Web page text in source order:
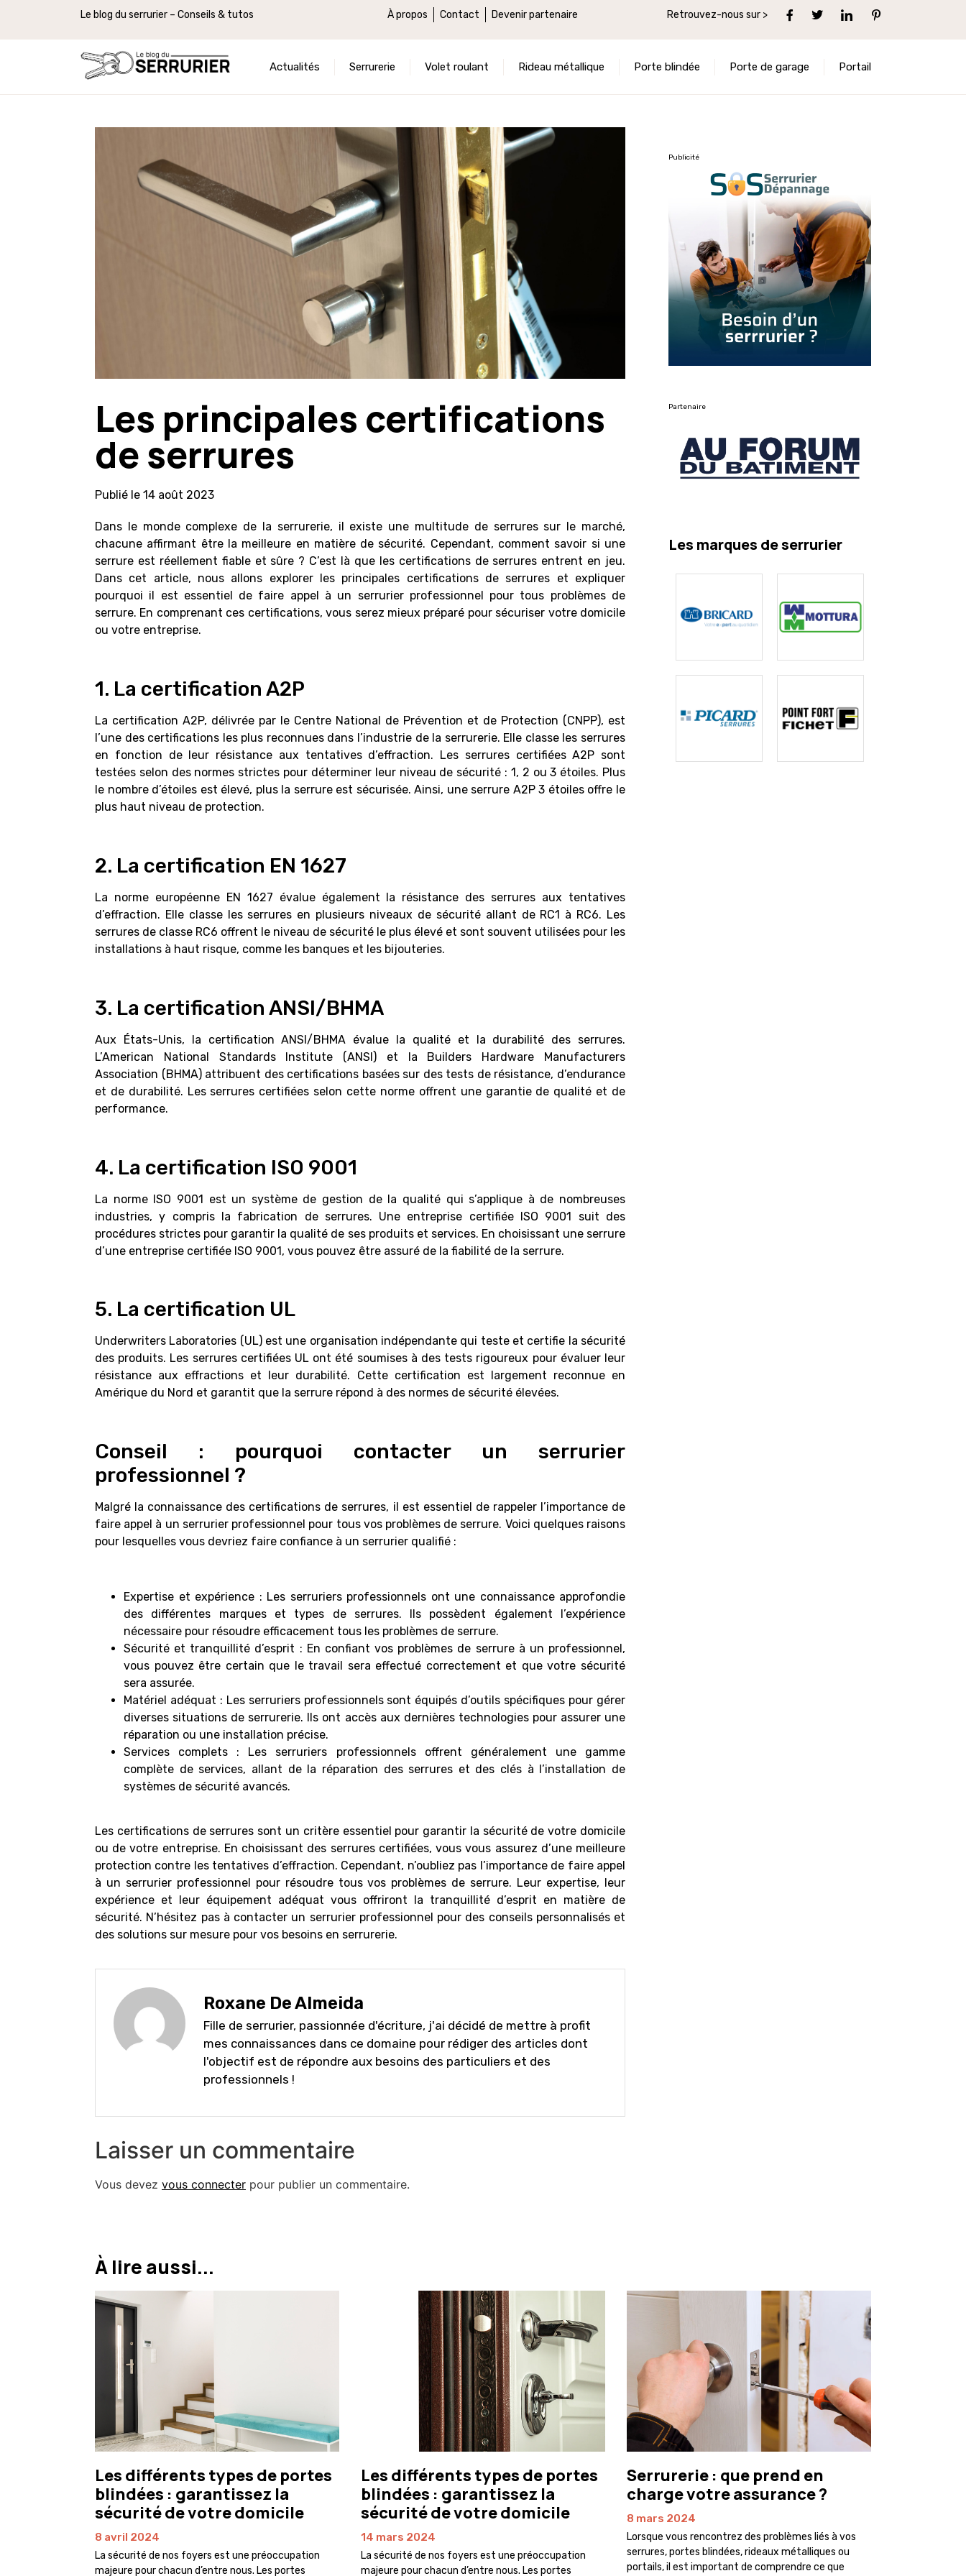
Le blog du serrurier – Conseils & tutos À propos Contact Devenir partenaire Retrouvez-nous sur >
Actualités Serrurerie Volet roulant Rideau métallique Porte blindée Porte de garage Portail
Les principales certifications
de serrures
Publié le 14 août 2023
Dans le monde complexe de la serrurerie, il existe une multitude de serrures sur le marché,
chacune affirmant être la meilleure en matière de sécurité. Cependant, comment savoir si une
serrure est réellement fiable et sûre ? C’est là que les certifications de serrures entrent en jeu.
Dans cet article, nous allons explorer les principales certifications de serrures et expliquer
pourquoi il est essentiel de faire appel à un serrurier professionnel pour tous problèmes de
serrure. En comprenant ces certifications, vous serez mieux préparé pour sécuriser votre domicile
ou votre entreprise.
1. La certification A2P
La certification A2P, délivrée par le Centre National de Prévention et de Protection (CNPP), est
l’une des certifications les plus reconnues dans l’industrie de la serrurerie. Elle classe les serrures
en fonction de leur résistance aux tentatives d’effraction. Les serrures certifiées A2P sont
testées selon des normes strictes pour déterminer leur niveau de sécurité : 1, 2 ou 3 étoiles. Plus
le nombre d’étoiles est élevé, plus la serrure est sécurisée. Ainsi, une serrure A2P 3 étoiles offre le
plus haut niveau de protection.
2. La certification EN 1627
La norme européenne EN 1627 évalue également la résistance des serrures aux tentatives
d’effraction. Elle classe les serrures en plusieurs niveaux de sécurité allant de RC1 à RC6. Les
serrures de classe RC6 offrent le niveau de sécurité le plus élevé et sont souvent utilisées pour les
installations à haut risque, comme les banques et les bijouteries.
3. La certification ANSI/BHMA
Aux États-Unis, la certification ANSI/BHMA évalue la qualité et la durabilité des serrures.
L’American National Standards Institute (ANSI) et la Builders Hardware Manufacturers
Association (BHMA) attribuent des certifications basées sur des tests de résistance, d’endurance
et de durabilité. Les serrures certifiées selon cette norme offrent une garantie de qualité et de
performance.
4. La certification ISO 9001
La norme ISO 9001 est un système de gestion de la qualité qui s’applique à de nombreuses
industries, y compris la fabrication de serrures. Une entreprise certifiée ISO 9001 suit des
procédures strictes pour garantir la qualité de ses produits et services. En choisissant une serrure
d’une entreprise certifiée ISO 9001, vous pouvez être assuré de la fiabilité de la serrure.
5. La certification UL
Underwriters Laboratories (UL) est une organisation indépendante qui teste et certifie la sécurité
des produits. Les serrures certifiées UL ont été soumises à des tests rigoureux pour évaluer leur
résistance aux effractions et leur durabilité. Cette certification est largement reconnue en
Amérique du Nord et garantit que la serrure répond à des normes de sécurité élevées.
Conseil : pourquoi contacter un serrurier
professionnel ?
Malgré la connaissance des certifications de serrures, il est essentiel de rappeler l’importance de
faire appel à un serrurier professionnel pour tous vos problèmes de serrure. Voici quelques raisons
pour lesquelles vous devriez faire confiance à un serrurier qualifié :
Expertise et expérience : Les serruriers professionnels ont une connaissance approfondie
des différentes marques et types de serrures. Ils possèdent également l’expérience
nécessaire pour résoudre efficacement tous les problèmes de serrure.
Sécurité et tranquillité d’esprit : En confiant vos problèmes de serrure à un professionnel,
vous pouvez être certain que le travail sera effectué correctement et que votre sécurité
sera assurée.
Matériel adéquat : Les serruriers professionnels sont équipés d’outils spécifiques pour gérer
diverses situations de serrurerie. Ils ont accès aux dernières technologies pour assurer une
réparation ou une installation précise.
Services complets : Les serruriers professionnels offrent généralement une gamme
complète de services, allant de la réparation des serrures et des clés à l’installation de
systèmes de sécurité avancés.
Les certifications de serrures sont un critère essentiel pour garantir la sécurité de votre domicile
ou de votre entreprise. En choisissant des serrures certifiées, vous vous assurez d’une meilleure
protection contre les tentatives d’effraction. Cependant, n’oubliez pas l’importance de faire appel
à un serrurier professionnel pour résoudre tous vos problèmes de serrure. Leur expertise, leur
expérience et leur équipement adéquat vous offriront la tranquillité d’esprit en matière de
sécurité. N’hésitez pas à contacter un serrurier professionnel pour des conseils personnalisés et
des solutions sur mesure pour vos besoins en serrurerie.
Roxane De Almeida
Fille de serrurier, passionnée d'écriture, j'ai décidé de mettre à profit
mes connaissances dans ce domaine pour rédiger des articles dont
l'objectif est de répondre aux besoins des particuliers et des
professionnels !
Laisser un commentaire
Vous devez vous connecter pour publier un commentaire.
Publicité
Partenaire
Les marques de serrurier
À lire aussi...
Les différents types de portes
blindées : garantissez la
sécurité de votre domicile
8 avril 2024
La sécurité de nos foyers est une préoccupation
majeure pour chacun d’entre nous. Les portes
Les différents types de portes
blindées : garantissez la
sécurité de votre domicile
14 mars 2024
La sécurité de nos foyers est une préoccupation
majeure pour chacun d’entre nous. Les portes
Serrurerie : que prend en
charge votre assurance ?
8 mars 2024
Lorsque vous rencontrez des problèmes liés à vos
serrures, portes blindées, rideaux métalliques ou
portails, il est important de comprendre ce que